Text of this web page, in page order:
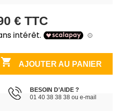
€ TTC
 AJOUTER AU PANIER
BESOIN D’AIDE ?
01 40 38 38 38 ou e-mail